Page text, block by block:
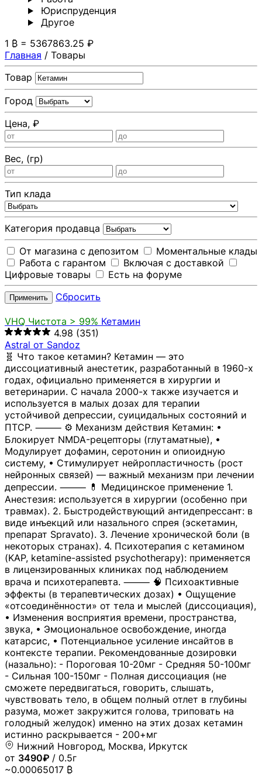
Юриспруденция
Другoе
1 ₿ = 5367863.25 ₽
Главная / Товары
Товар
Город
Цена, ₽
Вес, (гр)
Тип клада
Категория продавца
От магазина с депозитом
Моментальные клады
Работа с гарантом
Включая с доставкой
Цифровые товары
Есть на форуме
Применить Сбросить
VHQ Чистота > 99% Кетамин
4.98 (351)
Astral от Sandoz
🧬 Что такое кетамин? Кетамин — это
диссоциативный анестетик, разработанный в 1960-х
годах, официально применяется в хирургии и
ветеринарии. С начала 2000-х также изучается и
используется в малых дозах для терапии
устойчивой депрессии, суицидальных состояний и
ПТСР. ⸻ ⚙️ Механизм действия Кетамин: •
Блокирует NMDA-рецепторы (глутаматные), •
Модулирует дофамин, серотонин и опиоидную
систему, • Стимулирует нейропластичность (рост
нейронных связей) — важный механизм при лечении
депрессии. ⸻ 💊 Медицинское применение 1.
Анестезия: используется в хирургии (особенно при
травмах). 2. Быстродействующий антидепрессант: в
виде инъекций или назального спрея (эскетамин,
препарат Spravato). 3. Лечение хронической боли (в
некоторых странах). 4. Психотерапия с кетамином
(KAP, ketamine-assisted psychotherapy): применяется
в лицензированных клиниках под наблюдением
врача и психотерапевта. ⸻ 🧠 Психоактивные
эффекты (в терапевтических дозах) • Ощущение
«отсоединённости» от тела и мыслей (диссоциация),
• Изменения восприятия времени, пространства,
звука, • Эмоциональное освобождение, иногда
катарсис, • Потенциальное усиление инсайтов в
контексте терапии. Рекомендованные дозировки
(назально): - Пороговая 10-20мг - Средняя 50-100мг
- Сильная 100-150мг - Полная диссоциация (не
сможете передвигаться, говорить, слышать,
чувствовать тело, в общем полный отлет в глубины
разума, может закружится голова, триповать на
голодный желудок) именно на этих дозах кетамин
истинно раскрывается - 200+мг
Нижний Новгород, Москва, Иркутск
от 3490₽ / 0.5г
~0.00065017 ₿